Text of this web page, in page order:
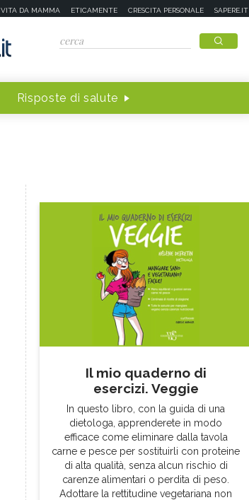
VITA DA MAMMA ETICAMENTE CRESCITA PERSONALE SAPERE.IT
Risposte di salute
Il mio quaderno di
esercizi. Veggie
In questo libro, con la guida di una
dietologa, apprenderete in modo
efficace come eliminare dalla tavola
carne e pesce per sostituirli con proteine
di alta qualità, senza alcun rischio di
carenze alimentari o perdita di peso.
Adottare la rettitudine vegetariana non